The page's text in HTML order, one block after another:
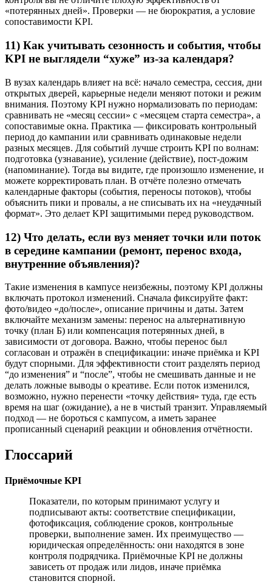
«потерянных дней». Проверки — не бюрократия, а условие
сопоставимости KPI.
11) Как учитывать сезонность и события, чтобы
KPI не выглядели “хуже” из-за календаря?
В вузах календарь влияет на всё: начало семестра, сессия, дни
открытых дверей, карьерные недели меняют потоки и режим
внимания. Поэтому KPI нужно нормализовать по периодам:
сравнивать не «месяц сессии» с «месяцем старта семестра», а
сопоставимые окна. Практика — фиксировать контрольный
период до кампании или сравнивать одинаковые недели
разных месяцев. Для событий лучше строить KPI по волнам:
подготовка (узнавание), усиление (действие), пост-дожим
(напоминание). Тогда вы видите, где произошло изменение, и
можете корректировать план. В отчёте полезно отмечать
календарные факторы (события, переносы потоков), чтобы
объяснить пики и провалы, а не списывать их на «неудачный
формат». Это делает KPI защитимыми перед руководством.
12) Что делать, если вуз меняет точки или поток
в середине кампании (ремонт, перенос входа,
внутренние объявления)?
Такие изменения в кампусе неизбежны, поэтому KPI должны
включать протокол изменений. Сначала фиксируйте факт:
фото/видео «до/после», описание причины и даты. Затем
включайте механизм замены: перенос на альтернативную
точку (план Б) или компенсация потерянных дней, в
зависимости от договора. Важно, чтобы перенос был
согласован и отражён в спецификации: иначе приёмка и KPI
будут спорными. Для эффективности стоит разделять период
“до изменения” и “после”, чтобы не смешивать данные и не
делать ложные выводы о креативе. Если поток изменился,
возможно, нужно перенести «точку действия» туда, где есть
время на шаг (ожидание), а не в чистый транзит. Управляемый
подход — не бороться с кампусом, а иметь заранее
прописанный сценарий реакции и обновления отчётности.
Глоссарий
Приёмочные KPI
Показатели, по которым принимают услугу и
подписывают акты: соответствие спецификации,
фотофиксация, соблюдение сроков, контрольные
проверки, выполнение замен. Их преимущество —
юридическая определённость: они находятся в зоне
контроля подрядчика. Приёмочные KPI не должны
зависеть от продаж или лидов, иначе приёмка
становится спорной.